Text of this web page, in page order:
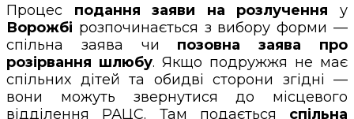
Процес подання заяви на розлучення у
Ворожбі розпочинається з вибору форми —
спільна заява чи позовна заява про
розірвання шлюбу. Якщо подружжя не має
спільних дітей та обидві сторони згідні —
вони можуть звернутися до місцевого
відділення РАЦС. Там подається спільна